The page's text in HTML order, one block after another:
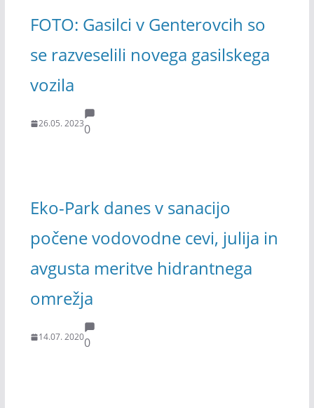
FOTO: Gasilci v Genterovcih so
se razveselili novega gasilskega
vozila
26.05. 20230
Eko-Park danes v sanacijo
počene vodovodne cevi, julija in
avgusta meritve hidrantnega
omrežja
14.07. 20200